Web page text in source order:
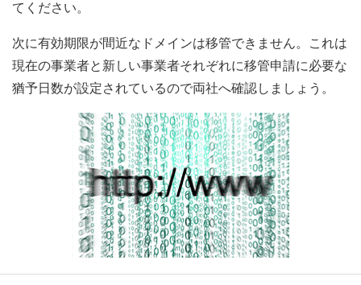
てください。
次に有効期限が間近なドメインは移管できません。これは
現在の事業者と新しい事業者それぞれに移管申請に必要な
猶予日数が設定されているので両社へ確認しましょう。